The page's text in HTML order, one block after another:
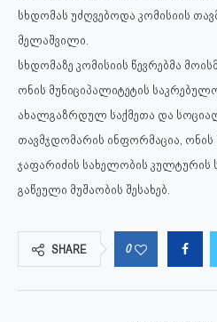
სხდომას უძღვებოდა კომისიის
მელაშვილი.
სხდომაზე კომისიის წევრებმა
ონის მუნიციპალიტეტის
ახალგაზრდულ საქმეთა და
თავმჯდომარის ინფორმაცია, ონის
ჯაფარიძის სახელობის კულტურის
გაწეული მუშაობის შესახებ.
SHARE 0